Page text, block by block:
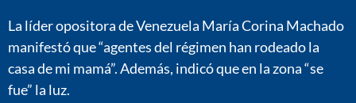
La líder opositora de Venezuela María Corina Machado
manifestó que “agentes del régimen han rodeado la
casa de mi mamá”. Además, indicó que en la zona “se
fue” la luz.